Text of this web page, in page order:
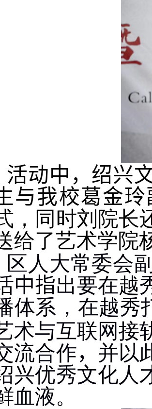
活动中，绍兴
与我校葛金
，同时刘院长
给了艺术学院
区人大常委会
中指出要在越
体系，在越秀
术与互联网接
流合作， 并以
兴优秀文化人
血液。